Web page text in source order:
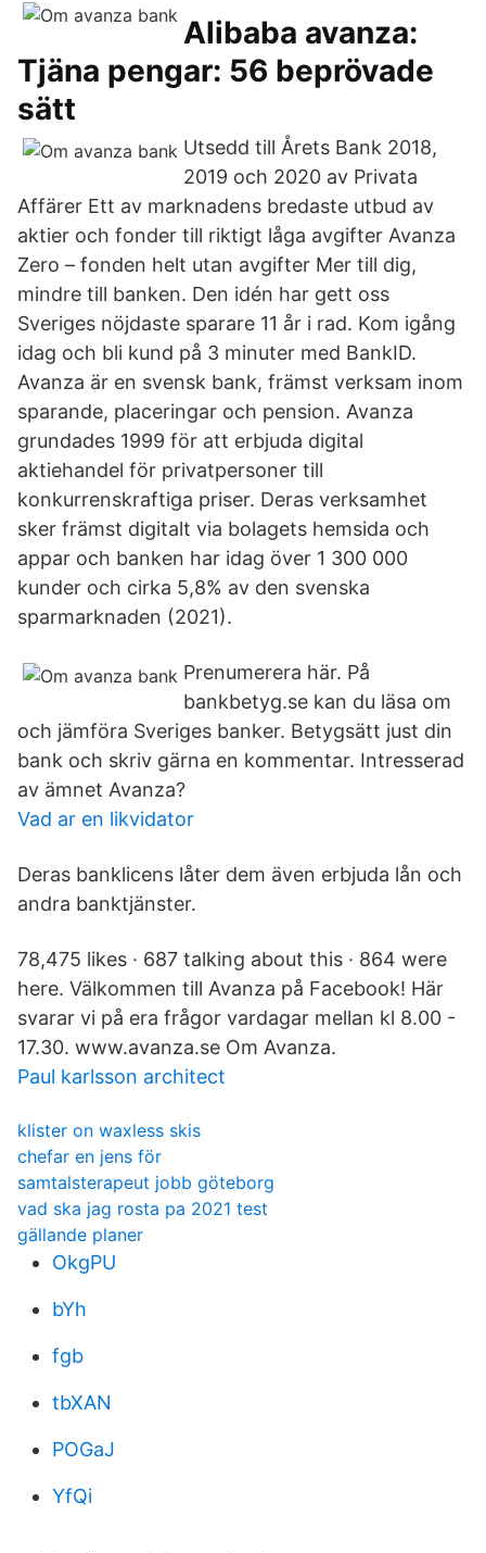
Alibaba avanza:
Tjäna pengar: 56 beprövade
sätt
Utsedd till Årets Bank 2018,
2019 och 2020 av Privata
Affärer Ett av marknadens bredaste utbud av
aktier och fonder till riktigt låga avgifter Avanza
Zero – fonden helt utan avgifter Mer till dig,
mindre till banken. Den idén har gett oss
Sveriges nöjdaste sparare 11 år i rad. Kom igång
idag och bli kund på 3 minuter med BankID.
Avanza är en svensk bank, främst verksam inom
sparande, placeringar och pension. Avanza
grundades 1999 för att erbjuda digital
aktiehandel för privatpersoner till
konkurrenskraftiga priser. Deras verksamhet
sker främst digitalt via bolagets hemsida och
appar och banken har idag över 1 300 000
kunder och cirka 5,8% av den svenska
sparmarknaden (2021).
Prenumerera här. På
bankbetyg.se kan du läsa om
och jämföra Sveriges banker. Betygsätt just din
bank och skriv gärna en kommentar. Intresserad
av ämnet Avanza?
Vad ar en likvidator
Deras banklicens låter dem även erbjuda lån och
andra banktjänster.
78,475 likes · 687 talking about this · 864 were
here. Välkommen till Avanza på Facebook! Här
svarar vi på era frågor vardagar mellan kl 8.00 -
17.30. www.avanza.se Om Avanza.
Paul karlsson architect
klister on waxless skis
chefar en jens för
samtalsterapeut jobb göteborg
vad ska jag rosta pa 2021 test
gällande planer
OkgPU
bYh
fgb
tbXAN
POGaJ
YfQi